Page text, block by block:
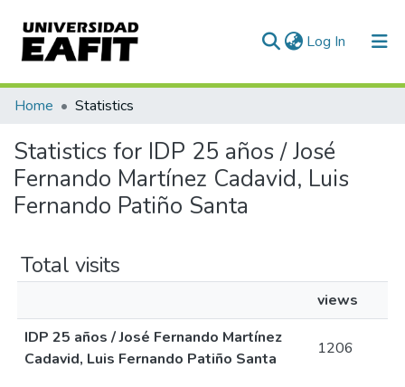
Log In (current)
Communities & Collections
All of DSpace
Home Statistics
Statistics for IDP 25 años / José
Fernando Martínez Cadavid, Luis
Fernando Patiño Santa
Total visits
views
IDP 25 años / José Fernando Martínez
Cadavid, Luis Fernando Patiño Santa
1206